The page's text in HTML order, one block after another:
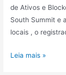
de Ativos e
South Summit e
locais , o
Leia mais »